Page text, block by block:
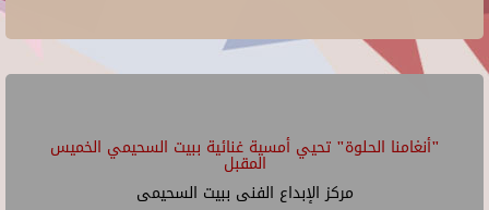
"أنغامنا الحلوة" تحيي أمسية غنائية ببيت السحيمي الخميس
المقبل
مركز الإبداع الفنى ببيت السحيمى